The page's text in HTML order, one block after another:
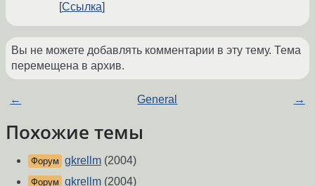
Ссылка
Вы не можете добавлять комментарии в эту тему. Тема
перемещена в архив.
← General →
Похожие темы
Форум gkrellm (2004)
Форум gkrellm (2004)